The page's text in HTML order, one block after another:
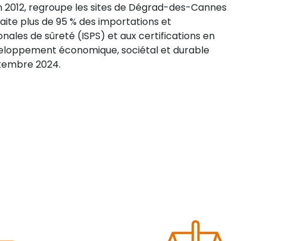
regroupe les sites de Dégrad-des-Cannes
plus de 95 % des importations et
de sûreté (ISPS) et aux certifications en
économique, sociétal et durable
2024.